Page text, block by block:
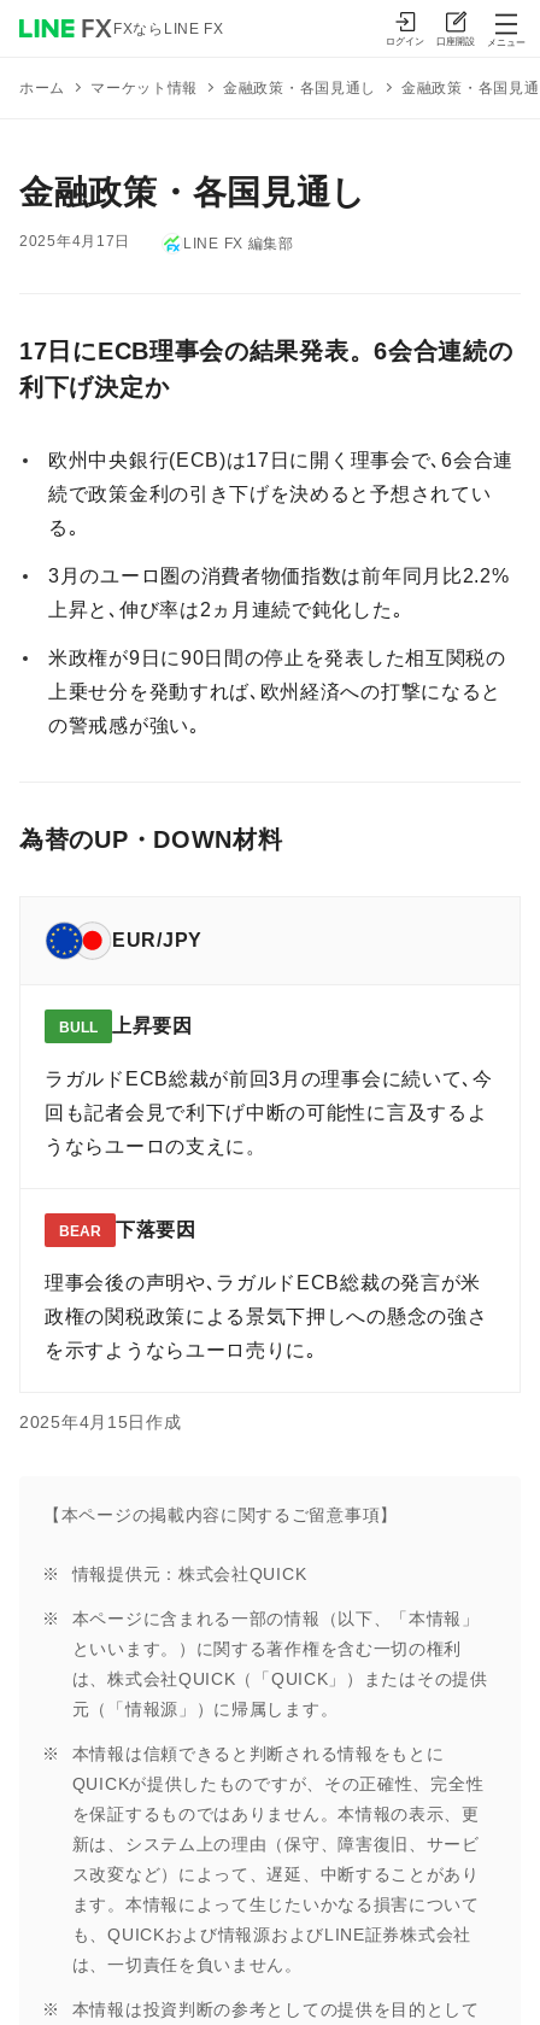
ホーム マーケット情報 金融政策・各国見通し 金融政策・各国見
金融政策・各国見通し
2025年4月17日 LINE FX 編集部
17日にECB理事会の結果発表。6会合連続の
利下げ決定か
欧州中央銀行(ECB)は17日に開く理事会で､6会合連
続で政策金利の引き下げを決めると予想されてい
る｡
3月のユーロ圏の消費者物価指数は前年同月比2.2%
上昇と､伸び率は2ヵ月連続で鈍化した｡
米政権が9日に90日間の停止を発表した相互関税の
上乗せ分を発動すれば､欧州経済への打撃になると
の警戒感が強い｡
為替のUP・DOWN材料
EUR/JPY
BULL 上昇要因
ラガルドECB総裁が前回3月の理事会に続いて､今
回も記者会見で利下げ中断の可能性に言及するよ
うならユーロの支えに。
BEAR 下落要因
理事会後の声明や､ラガルドECB総裁の発言が米
政権の関税政策による景気下押しへの懸念の強さ
を示すようならユーロ売りに｡
2025年4月15日作成
【本ページの掲載内容に関するご留意事項】
情報提供元：株式会社QUICK
本ページに含まれる一部の情報（以下、「本情報」
といいます。）に関する著作権を含む一切の権利
は、株式会社QUICK（「QUICK」）またはその提供
元（「情報源」）に帰属します。
本情報は信頼できると判断される情報をもとに
QUICKが提供したものですが、その正確性、完全性
を保証するものではありません。本情報の表示、更
新は、システム上の理由（保守、障害復旧、サービ
ス改変など）によって、遅延、中断することがあり
ます。本情報によって生じたいかなる損害について
も、QUICKおよび情報源およびLINE証券株式会社
は、一切責任を負いません。
本情報は投資判断の参考としての提供を目的として
FXならLINE FX
ログイン 口座開設 メニュー